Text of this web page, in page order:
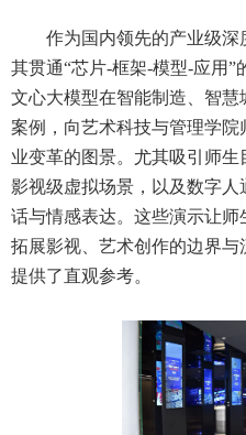
作为国内领先的产业级深
其贯通“芯片-框架-模型-应用”
文心大模型在智能制造、智
案例，向艺术科技与管理学院
业变革的图景。尤其吸引师
影视级虚拟场景，以及数字
话与情感表达。这些演示让师
拓展影视、艺术创作的边界
提供了直观参考。